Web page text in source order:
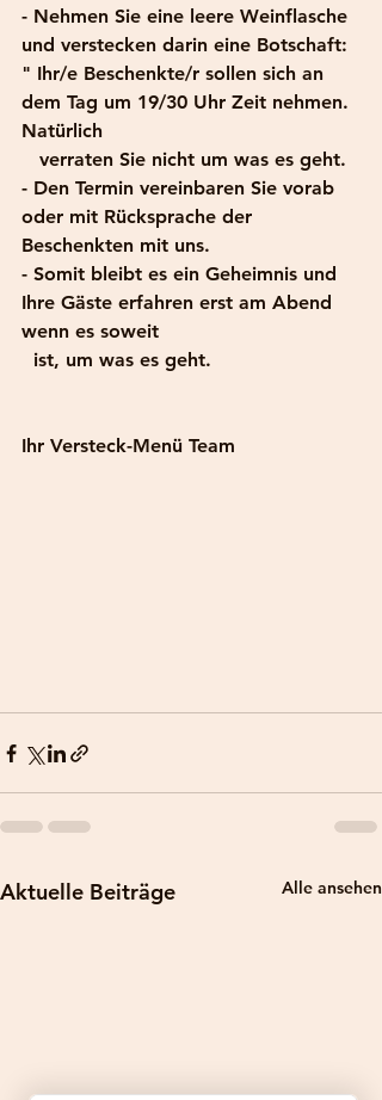
- Nehmen Sie eine leere Weinflasche
und verstecken darin eine Botschaft:
" Ihr/e Beschenkte/r sollen sich an
dem Tag um 19/30 Uhr Zeit nehmen.
Natürlich
   verraten Sie nicht um was es geht.
- Den Termin vereinbaren Sie vorab
oder mit Rücksprache der
Beschenkten mit uns.
- Somit bleibt es ein Geheimnis und
Ihre Gäste erfahren erst am Abend
wenn es soweit
  ist, um was es geht.
Ihr Versteck-Menü Team
Aktuelle Beiträge Alle ansehen